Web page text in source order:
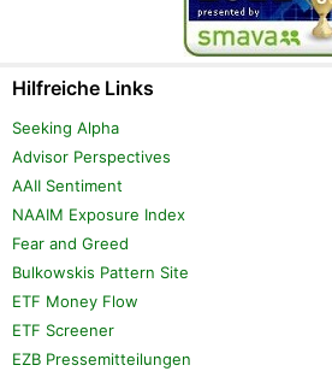
Hilfreiche Links
Seeking Alpha
Advisor Perspectives
AAII Sentiment
NAAIM Exposure Index
Fear and Greed
Bulkowskis Pattern Site
ETF Money Flow
ETF Screener
EZB Pressemitteilungen